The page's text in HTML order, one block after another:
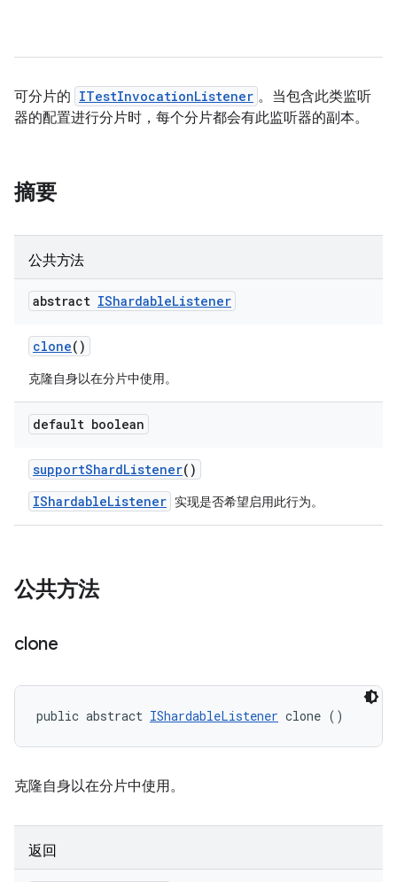
可分片的 ITestInvocationListener 。当包含此类监听
器的配置进行分片时，每个分片都会有此监听器的副本。
摘要
公共方法
abstract IShardableListener
clone()
克隆自身以在分片中使用。
default boolean
supportShardListener()
IShardableListener 实现是否希望启用此行为。
公共方法
clone
public abstract IShardableListener clone ()
克隆自身以在分片中使用。
返回